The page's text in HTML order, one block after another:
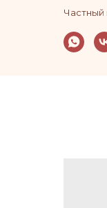
Частный